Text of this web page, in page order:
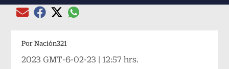
Compartir el artículo actual mediante Email
Compartir el artículo actual mediante Facebook
Compartir el artículo actual mediante Twitter
Compartir el artículo actual mediante
Por Nación321
2023 GMT-6-02-23 | 12:57 hrs.